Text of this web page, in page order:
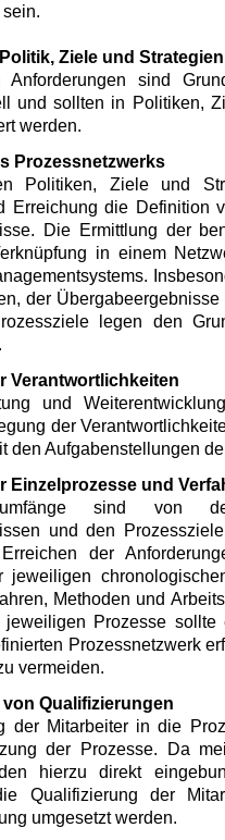
Ziele und Strategien
Anforderungen sind
und sollten in Politiken,
werden.
Prozessnetzwerks
Politiken, Ziele und
Erreichung die Definition
Die Ermittlung der
in einem
der
legen den
Verantwortlichkeiten
und
der
den Aufgabenstellungen
Einzelprozesse und
sind von
und den
der
jeweiligen
Methoden und
jeweiligen Prozesse
Prozessnetzwerk
vermeiden.
Qualifizierungen
der Mitarbeiter in die
der Prozesse. Da
hierzu direkt
Qualifizierung der
umgesetzt werden.